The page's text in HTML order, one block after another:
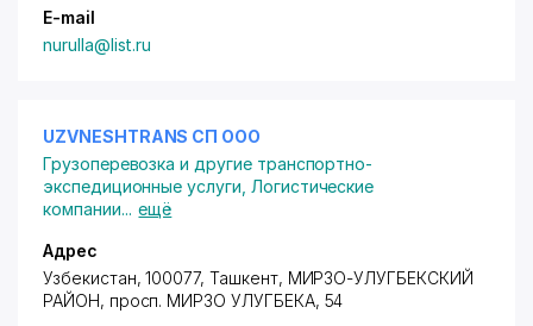
E-mail
nurulla@list.ru
UZVNESHTRANS СП ООО
Грузоперевозка и другие транспортно-
экспедиционные услуги Логистические
компании... ещё
Адрес
Узбекистан, 100077, Ташкент, МИРЗО-УЛУГБЕКСКИЙ
РАЙОН, просп. МИРЗО УЛУГБЕКА, 54